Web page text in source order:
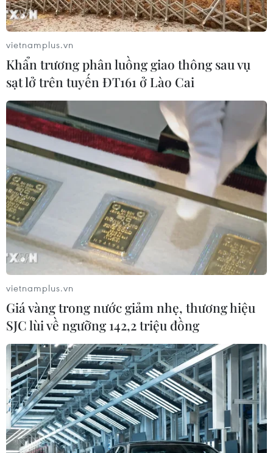
vietnamplus.vn
Khẩn trương phân luồng giao thông sau vụ
sạt lở trên tuyến ĐT161 ở Lào Cai
vietnamplus.vn
Giá vàng trong nước giảm nhẹ, thương hiệu
SJC lùi về ngưỡng 142,2 triệu đồng